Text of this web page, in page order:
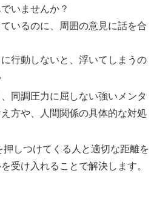
いませんか？
いるのに、周囲の意見に話を合
行動しないと、浮いてしまうの
同調圧力に屈しない強いメンタ
方や、人間関係の具体的な対処
押しつけてくる人と適切な距離を
受け入れることで解決します。